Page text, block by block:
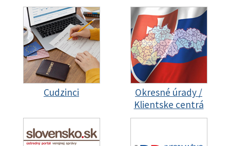
Cudzinci
Okresné úrady /
Klientske centrá